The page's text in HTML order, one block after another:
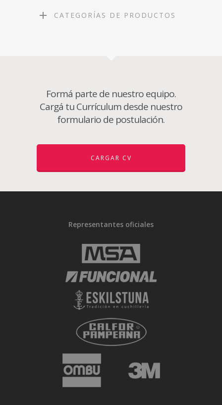
CATEGORÍAS DE PRODUCTOS
Formá parte de nuestro equipo.
Cargá tu Currículum desde nuestro
formulario de postulación.
CARGAR CV
Representantes oficiales